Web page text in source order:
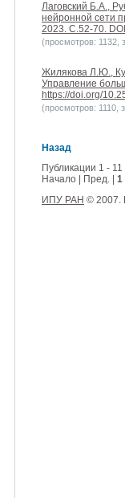
Лаговский Б.А.,
нейронной сети
2023. С.52-70.
(просмотров: 1132,
Жилякова Л.Ю.,
Управление
https://doi.org/
(просмотров: 1110,
Назад
Публикации 1 - 11
Начало | Пред. | 1
ИПУ РАН © 2007.